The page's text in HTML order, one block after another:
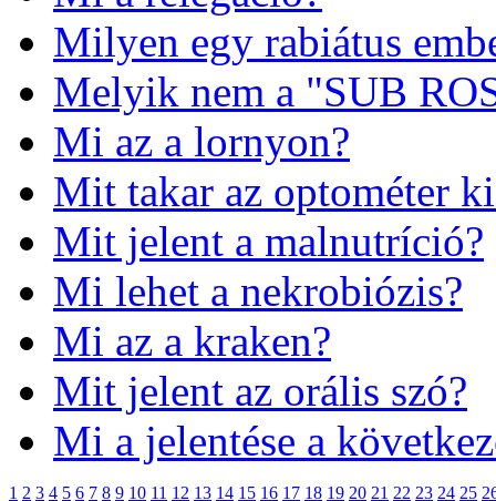
Milyen egy rabiátus
Melyik nem a "SUB
Mi az a lornyon?
Mit takar az optométer
Mit jelent a malnutríció?
Mi lehet a nekrobiózis?
Mi az a kraken?
Mit jelent az orális szó?
Mi a jelentése a
1 2 3 4 5 6 7 8 9 10 11 12 13 14 15 16 17 18 19 20 21 22 23 24 25